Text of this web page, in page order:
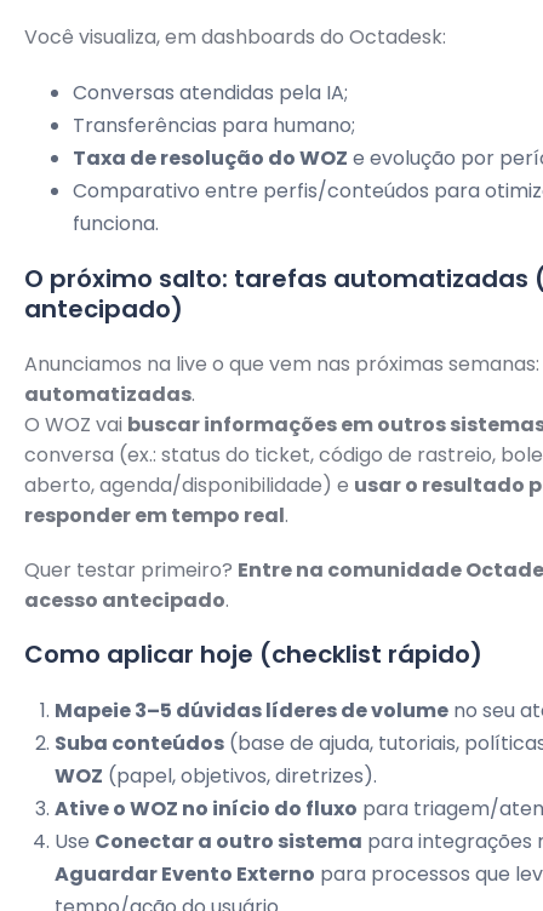
Você visualiza, em dashboards do Octadesk:
Conversas atendidas pela IA;
Transferências para humano;
Taxa de resolução do WOZ e evolução por
Comparativo entre perfis/conteúdos para
funciona.
O próximo salto: tarefas automatizadas
antecipado)
Anunciamos na live o que vem nas próximas semanas:
automatizadas.
O WOZ vai buscar informações em outros
conversa (ex.: status do ticket, código de rastreio,
aberto, agenda/disponibilidade) e usar o resultado
responder em tempo real.
Quer testar primeiro? Entre na comunidade
acesso antecipado.
Como aplicar hoje (checklist rápido)
Mapeie 3–5 dúvidas líderes de volume no seu
Suba conteúdos (base de ajuda, tutoriais,
WOZ (papel, objetivos, diretrizes).
Ative o WOZ no início do fluxo para triagem/
Use Conectar a outro sistema para integrações
Aguardar Evento Externo para processos que